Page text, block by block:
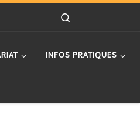
INFOS PRATIQUES